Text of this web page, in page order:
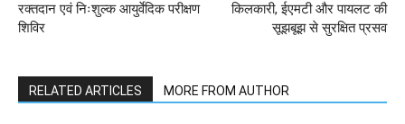
रक्तदान एवं निःशुल्क आयुर्वेदिक परीक्षण
शिविर
किलकारी, ईएमटी और पायलट की
सूझबूझ से सुरक्षित प्रसव
RELATED ARTICLES MORE FROM AUTHOR